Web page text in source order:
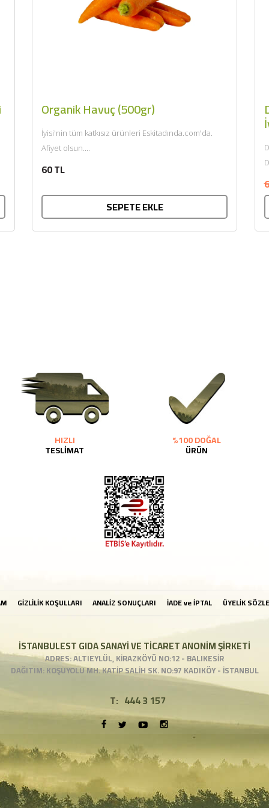
Organik Havuç (500gr)
İyisi'nin tüm katkısız ürünleri Eskitadında.com'da.
Afiyet olsun....
60 TL
SEPETE EKLE
HIZLI
TESLİMAT
%100 DOĞAL
ÜRÜN
GİZLİLİK KOŞULLARI ANALİZ SONUÇLARI İADE ve İPTAL ÜYELİK
İSTANBULEST GIDA SANAYİ VE TİCARET ANONİM ŞİRKETİ
ADRES: ALTIEYLÜL, KİRAZKÖYÜ NO:12 - BALIKESİR
DAĞITIM: KOŞUYOLU MH. KATİP SALİH SK. NO:97 KADIKÖY - İSTANBUL
T: 444 3 157